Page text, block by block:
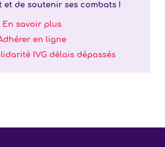
et de soutenir ses combats !
En savoir plus
en ligne
IVG délais dépassés